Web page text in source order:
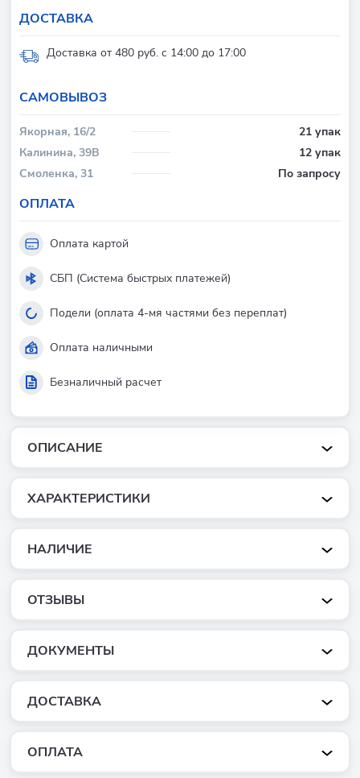
ОПИСАНИЕ
ХАРАКТЕРИСТИКИ
НАЛИЧИЕ
ОТЗЫВЫ
ДОКУМЕНТЫ
ДОСТАВКА
ОПЛАТА
ДОСТАВКА
Доставка от 480 руб. с 14:00 до 17:00
CАМОВЫВОЗ
Якорная, 16/2
21 упак
Калинина, 39В
12 упак
Смоленка, 31
По запросу
ОПЛАТА
Оплата картой
СБП (Система быстрых платежей)
Подели (оплата 4-мя частями без переплат)
Оплата наличными
Безналичный расчет